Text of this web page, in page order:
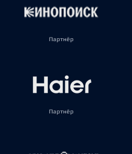
Партнёр
Партнёр